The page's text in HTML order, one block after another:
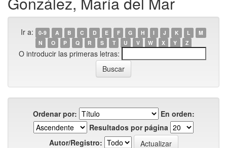
Ir a: 0-9 A B C D E F G H I J K L
M
N
O P Q R S T U V W X Y Z
O introducir las primeras letras:
Ordenar por:
En orden:
Resultados por página
Autor/Registro: